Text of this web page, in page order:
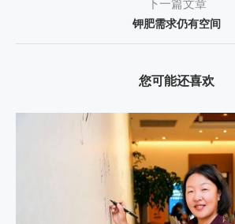
下一篇文章
钾肥需求仍有空间
您可能还喜欢